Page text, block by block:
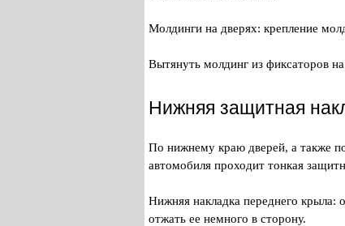
Молдинги на дверях: крепление
Вытянуть молдинг из фиксаторов
Нижняя защитная
По нижнему краю дверей, а также
автомобиля проходит тонкая
Нижняя накладка переднего крыла:
отжать ее немного в сторону.